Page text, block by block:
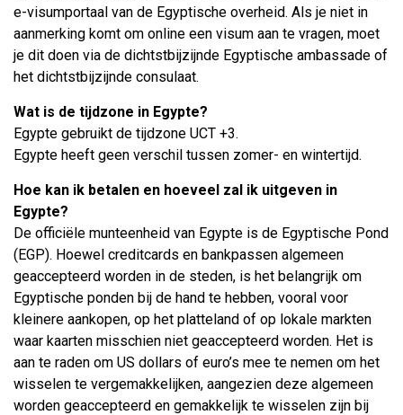
e-visumportaal van de Egyptische overheid. Als je niet in
aanmerking komt om online een visum aan te vragen, moet
je dit doen via de dichtstbijzijnde Egyptische ambassade of
het dichtstbijzijnde consulaat.
Wat is de tijdzone in Egypte?
Egypte gebruikt de tijdzone UCT +3.
Egypte heeft geen verschil tussen zomer- en wintertijd.
Hoe kan ik betalen en hoeveel zal ik uitgeven in
Egypte?
De officiële munteenheid van Egypte is de Egyptische Pond
(EGP). Hoewel creditcards en bankpassen algemeen
geaccepteerd worden in de steden, is het belangrijk om
Egyptische ponden bij de hand te hebben, vooral voor
kleinere aankopen, op het platteland of op lokale markten
waar kaarten misschien niet geaccepteerd worden. Het is
aan te raden om US dollars of euro’s mee te nemen om het
wisselen te vergemakkelijken, aangezien deze algemeen
worden geaccepteerd en gemakkelijk te wisselen zijn bij